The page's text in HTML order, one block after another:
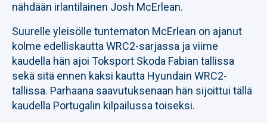
nähdään irlantilainen Josh McErlean.
Suurelle yleisölle tuntematon McErlean on ajanut
kolme edelliskautta WRC2-sarjassa ja viime
kaudella hän ajoi Toksport Skoda Fabian tallissa
sekä sitä ennen kaksi kautta Hyundain WRC2-
tallissa. Parhaana saavutuksenaan hän sijoittui tällä
kaudella Portugalin kilpailussa toiseksi.